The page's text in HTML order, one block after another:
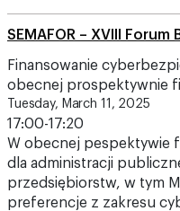
SEMAFOR – XVIII
Finansowanie
obecnej prospektywnie
Tuesday, March 11, 2025
17:00-17:20
W obecnej pespektywie
dla administracji
przedsiębiorstw, w tym
preferencje z zakresu